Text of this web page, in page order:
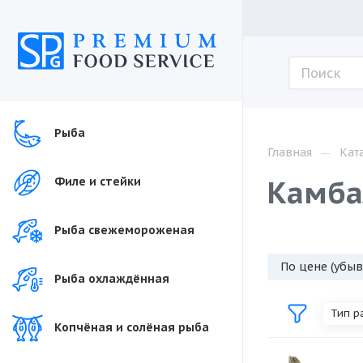
Рыба
Филе и стейки
Рыба свежемороженая
Рыба охлаждённая
Копчёная и солёная рыба
Главная —
По цене
Тип